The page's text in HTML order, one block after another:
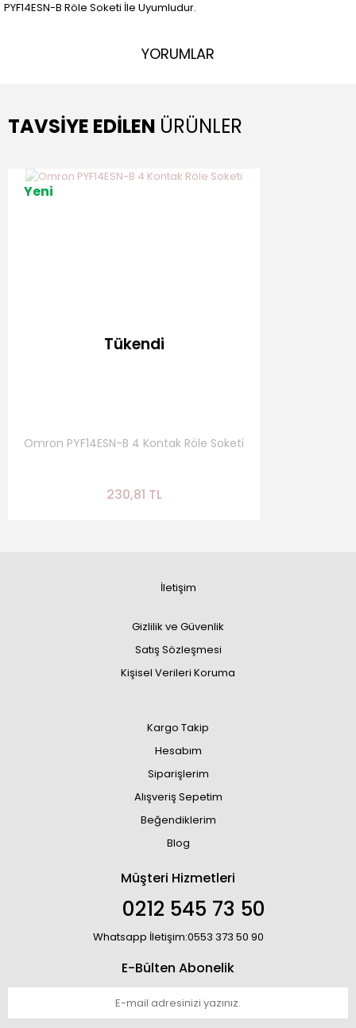
PYF14ESN-B Röle Soketi İle Uyumludur.
YORUMLAR
TAVSİYE EDİLEN ÜRÜNLER
Yeni
Tükendi
Omron PYF14ESN-B 4 Kontak Röle Soketi
230,81 TL
İletişim
Gizlilik ve Güvenlik
Satış Sözleşmesi
Kişisel Verileri Koruma
Kargo Takip
Hesabım
Siparişlerim
Alışveriş Sepetim
Beğendiklerim
Blog
Müşteri Hizmetleri
0212 545 73 50
Whatsapp İletişim:0553 373 50 90
E-Bülten Abonelik